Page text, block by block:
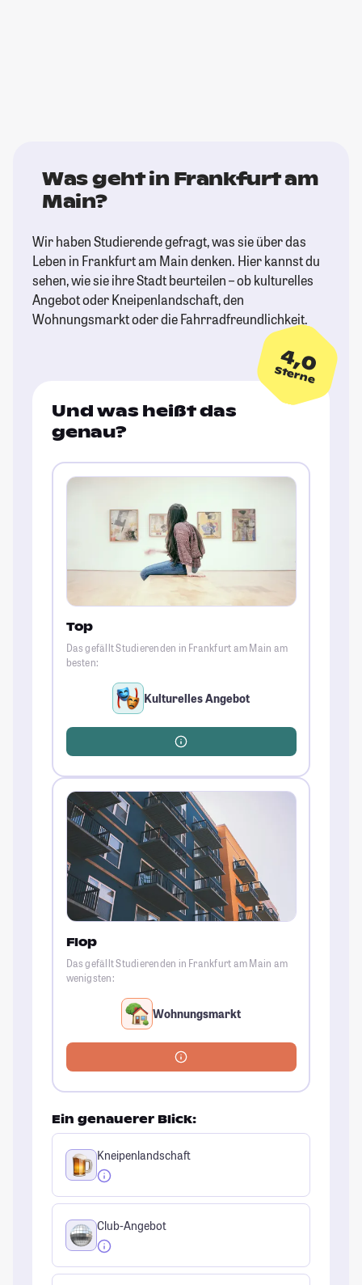
Was geht in Frankfurt am
Main?
Wir haben Studierende gefragt, was sie über das
Leben in Frankfurt am Main denken. Hier kannst du
sehen, wie sie ihre Stadt beurteilen – ob kulturelles
Angebot oder Kneipenlandschaft, den
Wohnungsmarkt oder die Fahrradfreundlichkeit.
4,0
Sterne
Und was heißt das
genau?
Top
Das gefällt Studierenden in Frankfurt am Main am
besten:
Kulturelles Angebot
Flop
Das gefällt Studierenden in Frankfurt am Main am
wenigsten:
Wohnungsmarkt
Ein genauerer Blick:
Kneipenlandschaft
Club-Angebot